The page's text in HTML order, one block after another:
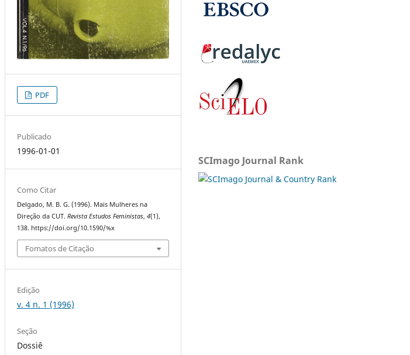
PDF
Publicado
1996-01-01
Como Citar
Delgado, M. B. G. (1996). Mais Mulheres na
Direção da CUT.Revista Estudos Feministas,4(1),
138. https://doi.org/10.1590/%x
Fomatos de Citação
Edição
v. 4 n. 1 (1996)
Seção
Dossiê
SCImago Journal Rank